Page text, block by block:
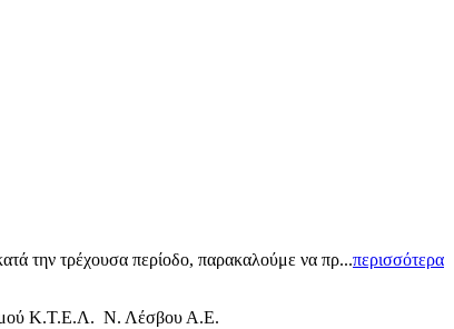
την τρέχουσα περίοδο, παρακαλούμε να πρ...περισσότερα
Κ.Τ.Ε.Λ. Ν. Λέσβου Α.Ε.